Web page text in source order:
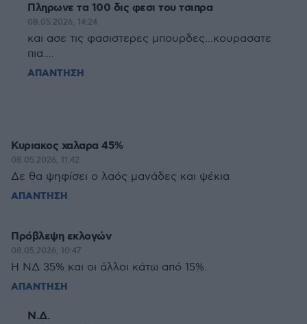
Πληρωνε τα 100 δις φεσι του τσιπρα
08.05.2026, 14:24
και ασε τις φασιστερες μπουρδες...κουρασατε
πια....
ΑΠΑΝΤΗΣΗ
Κυριακος χαλαρα 45%
08.05.2026, 11:42
Δε θα ψηφίσει ο λαός μανάδες και ψέκια
ΑΠΑΝΤΗΣΗ
Πρόβλεψη εκλογών
08.05.2026, 10:47
Η ΝΔ 35% και οι άλλοι κάτω από 15%.
ΑΠΑΝΤΗΣΗ
Ν.Δ.